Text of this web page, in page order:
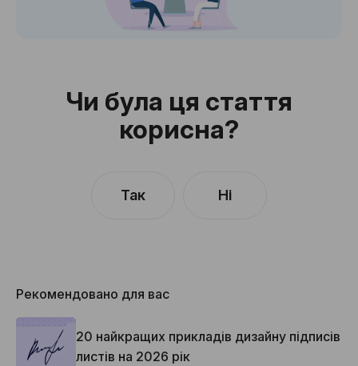
Чи була ця стаття
корисна?
Так Ні
Рекомендовано для вас
20 найкращих прикладів дизайну підписів
листів на 2026 рік